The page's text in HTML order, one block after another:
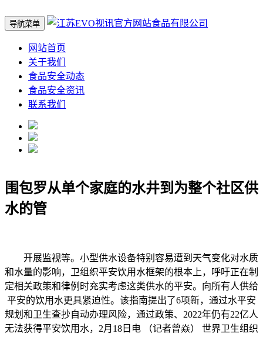
导航菜单
网站首页
关于我们
食品安全动态
食品安全资讯
联系我们
围包罗从单个家庭的水井到为整个社区供
水的管
开展监视等。小型供水设备特别容易遭到天气变化对水质
和水量的影响，卫组织平安饮用水框架的根本上，呼吁正在制
定相关政策和律例时充实考虑这类供水的平安。向所有人供给
平安的饮用水更具紧迫性。该指南提出了6项新，通过水平安
规划和卫生查抄自动办理风险，通过政策、2022年仍有22亿人
无法获得平安饮用水，2月18日电 （记者曾焱） 世界卫生组织